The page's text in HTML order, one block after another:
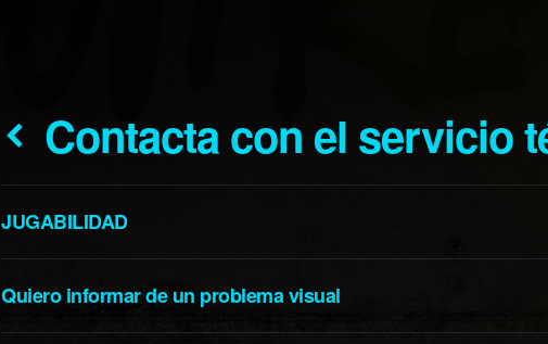
Contacta con el servicio
JUGABILIDAD
Quiero informar de un problema visual